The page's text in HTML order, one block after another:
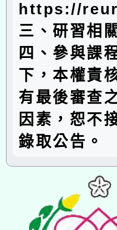
https://
三、研習相
四、參與課
下，本權責
有最後審查
因素，恕不
錄取公告。